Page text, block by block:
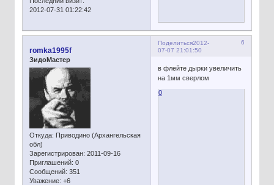
2012-07-31 01:22:42
Поделиться 6
2012-
07-07 21:01:50
romka1995f
ЗидоМастер
Откуда: Приводино (Архангельская
обл)
Зарегистрирован: 2011-09-16
Приглашений: 0
Сообщений: 351
Уважение: +6
в флейте дырки увеличить
на 1мм сверлом
0